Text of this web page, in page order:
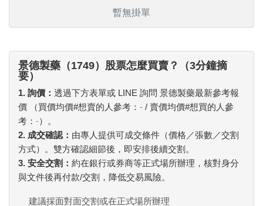
暫無掛單
景德製藥（1749）股票怎麼買賣？（3分鐘摘
要）
1. 詢價： 透過下方表單或 LINE 詢問 景德製藥最新參考報
價 （買價均價#想賣的人參考： - / 賣價均價#想買的人參
考： -）。
2. 成交確認： 由專人提供可成交條件（價格／張數／交割
方式）。雙方確認細節後，即安排後續交割。
3. 安全交割： 約在銀行或券商等正式場所辦理，核對身分
與文件後再付款/交割，降低交易風險。
建議採面對面交割或在正式場所辦理